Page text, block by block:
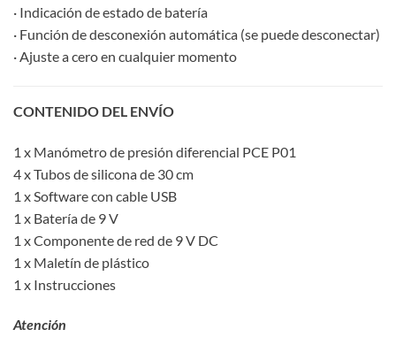
· Indicación de estado de batería
· Función de desconexión automática (se puede desconectar)
· Ajuste a cero en cualquier momento
CONTENIDO DEL ENVÍO
1 x Manómetro de presión diferencial PCE P01
4 x Tubos de silicona de 30 cm
1 x Software con cable USB
1 x Batería de 9 V
1 x Componente de red de 9 V DC
1 x Maletín de plástico
1 x Instrucciones
Atención